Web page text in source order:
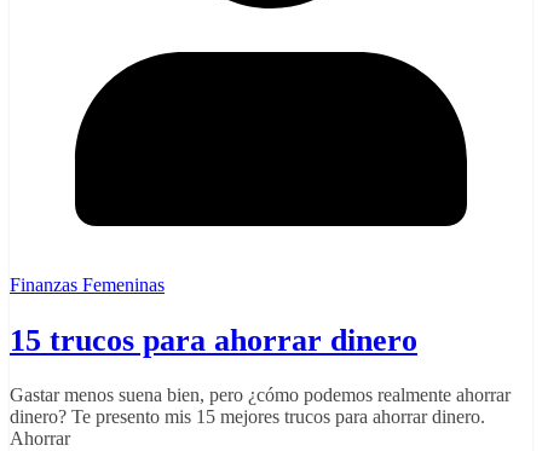
Finanzas Femeninas
15 trucos para ahorrar dinero
Gastar menos suena bien, pero ¿cómo podemos realmente ahorrar
dinero? Te presento mis 15 mejores trucos para ahorrar dinero.
Ahorrar